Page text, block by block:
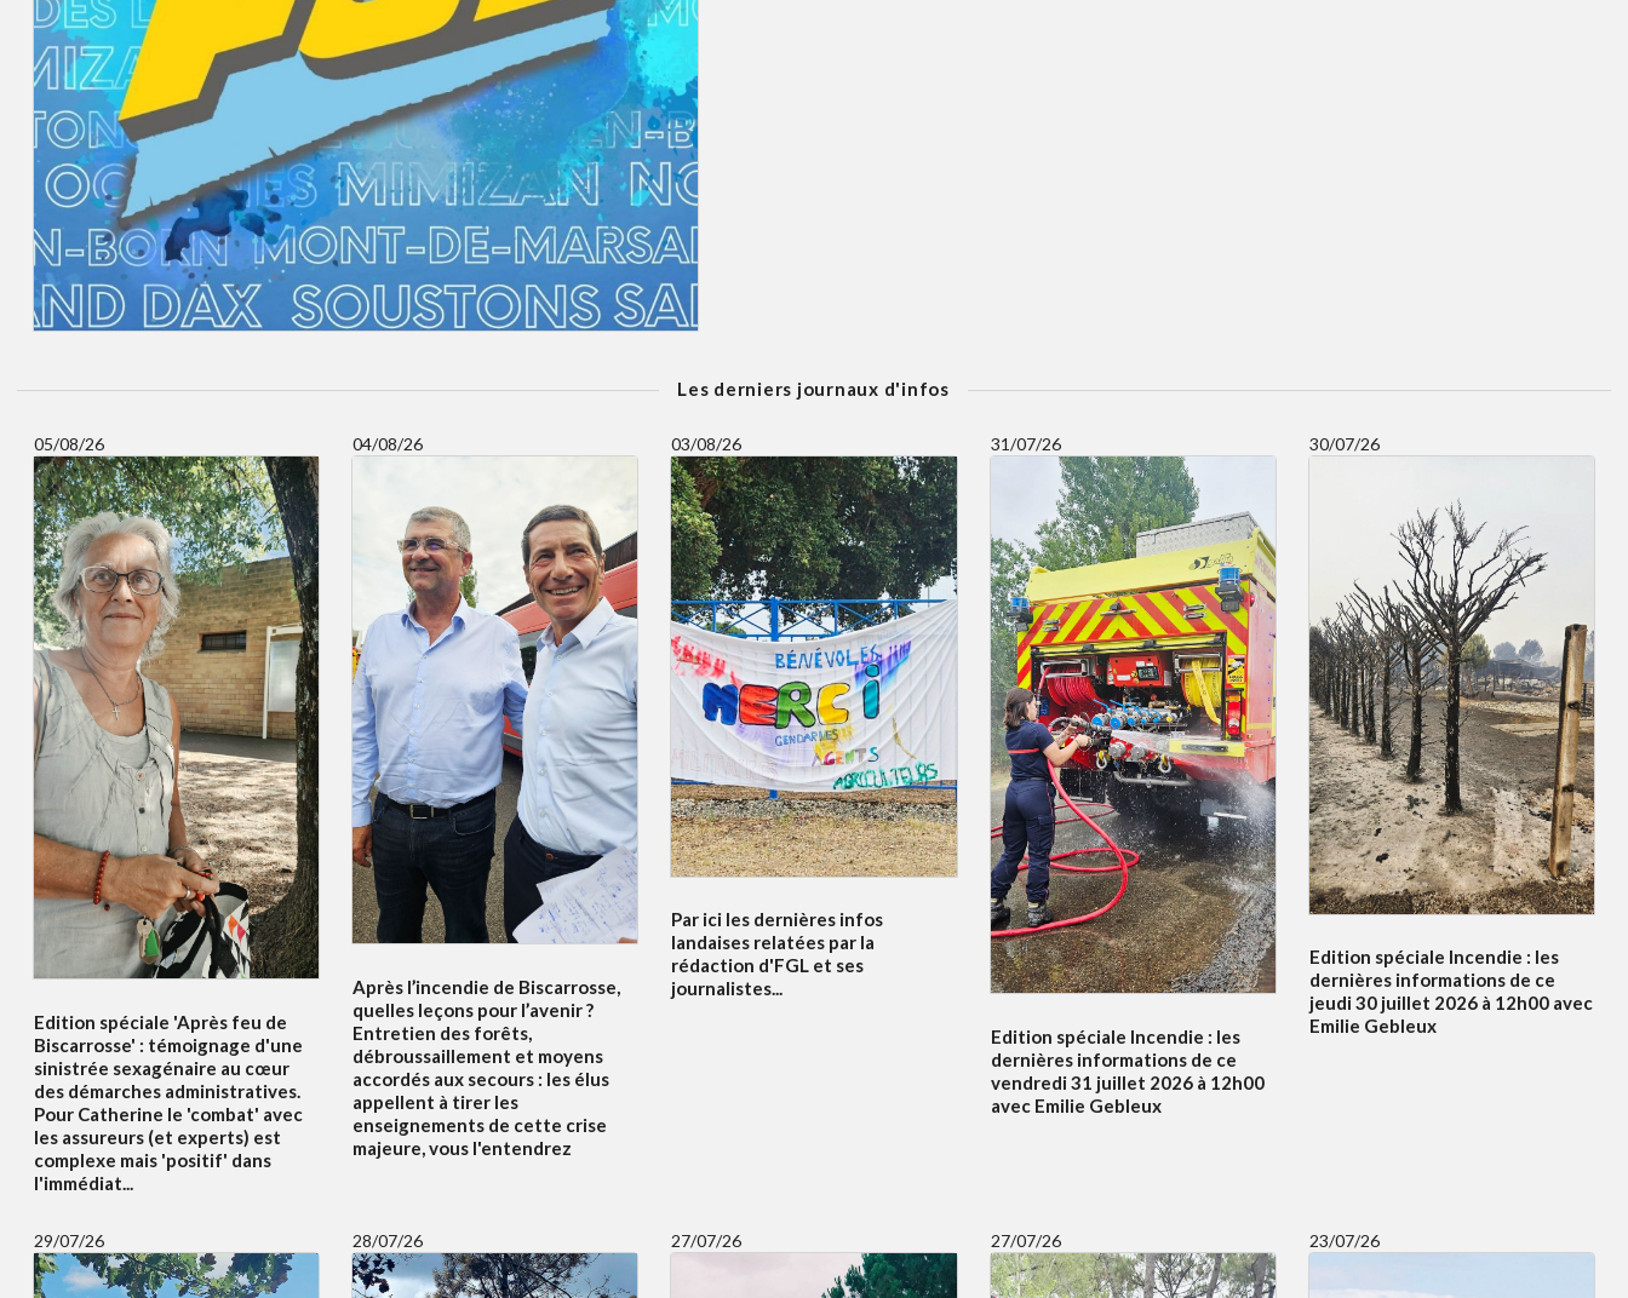
Les derniers journaux d'infos
05/08/26
Edition spéciale 'Après feu de
Biscarrosse' : témoignage d'une
sinistrée sexagénaire au cœur
des démarches administratives.
Pour Catherine le 'combat' avec
les assureurs (et experts) est
complexe mais 'positif' dans
l'immédiat...
04/08/26
Après l’incendie de Biscarrosse,
quelles leçons pour l’avenir ?
Entretien des forêts,
débroussaillement et moyens
accordés aux secours : les élus
appellent à tirer les
enseignements de cette crise
majeure, vous l'entendrez
03/08/26
Par ici les dernières infos
landaises relatées par la
rédaction d'FGL et ses
journalistes...
31/07/26
Edition spéciale Incendie : les
dernières informations de ce
vendredi 31 juillet 2026 à 12h00
avec Emilie Gebleux
30/07/26
Edition spéciale Incendie : les
dernières informations de ce
jeudi 30 juillet 2026 à 12h00 avec
Emilie Gebleux
29/07/26 28/07/26 27/07/26 27/07/26 23/07/26